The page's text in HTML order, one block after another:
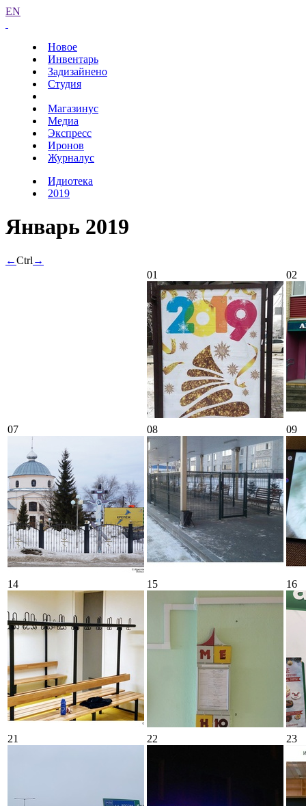
EN
Новое
Инвентарь
Задизайнено
Студия
Магазинус
Медиа
Экспресс
Иронов
Журналус
Идиотека
2019
Январь 2019
←Ctrl →
01
02
07 08 09
14 15 16
21 22 23